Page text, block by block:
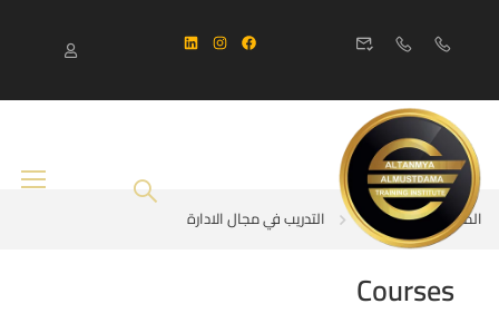
المنزل Courses التدريب في مجال الادارة
Courses